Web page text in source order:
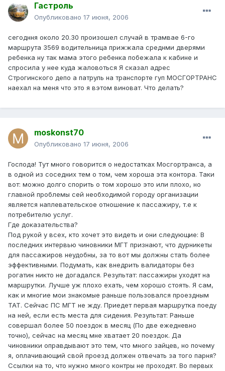
Гастроль
Опубликовано 17 июня, 2006
сегодння около 20.30 произошел случай в трамвае 6-го
маршрута 3569 водительница прижжала среднми дверями
ребенка ну так мама этого ребенка побежала к кабине и
спросила у нее куда жаловоться Я сказал адрес
Строгинского депо а патруль на транспорте гуп МОСГОРТРАНС
наехал на меня что это я вэтом виноват. Что делать?
moskonst70
Опубликовано 17 июня, 2006
Господа! Тут много говорится о недостатках Мосгортранса, а
в одной из соседних тем о том, чем хороша эта контора. Таки
вот: можно долго спорить о том хорошо это или плохо, но
главной проблемы сей необходимой городу организации
является наплевательское отношение к пассажиру, т.е к
потребителю услуг.
Где доказательства?
Под рукой у всех, кто хочет это видеть и они следующие: В
последних интервью чиновники МГТ признают, что дурникеты
для пассажиров неудобны, за то вот мы должны стать более
эффективными. Подумать, как внедрить валидаторы без
рогатин никто не догадался. Результат: пассажиры уходят на
маршрутки. Лучше уж плохо ехать, чем хорошо стоять. Я сам,
как и многие мои знакомые раньше пользовался проездным
ТАТ. Сейчас ПС МГТ не жду. Приедет первая маршрутка поеду
на ней, если есть места для сидения. Результат: Раньше
совершал более 50 поездок в месяц (По две ежедневно
точно), сейчас на месяц мне хватает 20 поездок. Да
чиновники оправдывают это тем, что много зайцев, но почему
я, оплачивающий свой проезд должен отвечать за того парня?
Ссылки на то, что нужно много контры не проходят. Во первых